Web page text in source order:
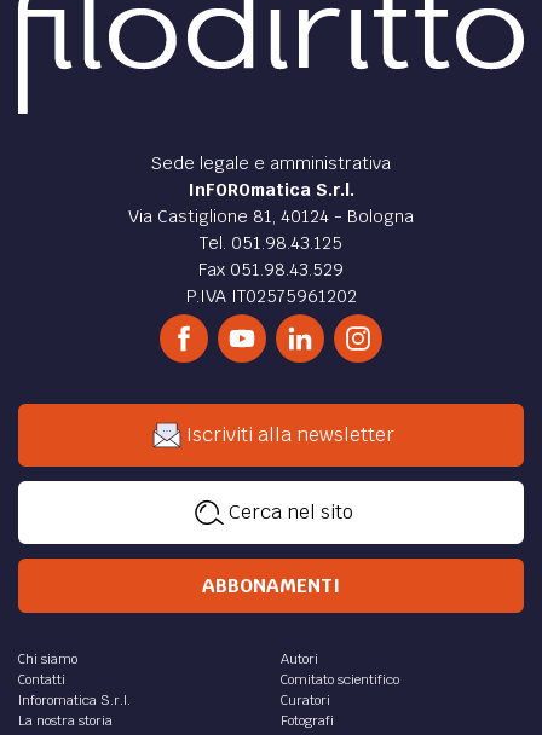
Sede legale e amministrativa
InFOROmatica S.r.l.
Via Castiglione 81, 40124 - Bologna
Tel. 051.98.43.125
Fax 051.98.43.529
P.IVA IT02575961202
Iscriviti alla newsletter
Cerca nel sito
ABBONAMENTI
Chi siamo
Contatti
Inforomatica S.r.l.
La nostra storia
Autori
Comitato scientifico
Curatori
Fotografi